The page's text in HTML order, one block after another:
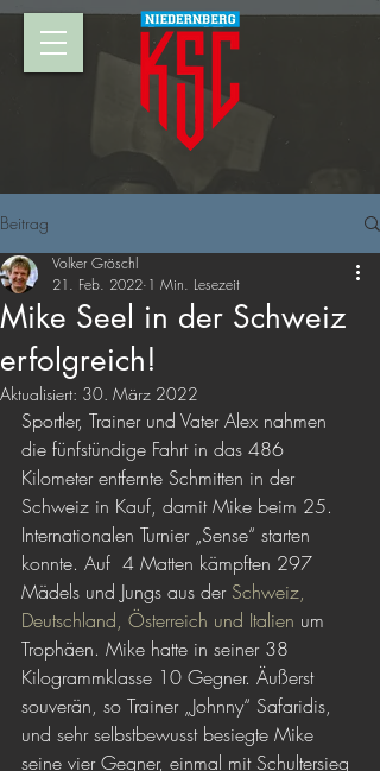
Beitrag
Mike Seel in der Schweiz
erfolgreich!
Volker Gröschl
21. Feb. 2022 1 Min. Lesezeit
Aktualisiert: 30. März 2022
Sportler, Trainer und Vater Alex nahmen
die fünfstündige Fahrt in das 486
Kilometer entfernte Schmitten in der
Schweiz in Kauf, damit Mike beim 25.
Internationalen Turnier „Sense“ starten
konnte. Auf  4 Matten kämpften 297
Mädels und Jungs aus der Schweiz,
Deutschland, Österreich und Italien um
Trophäen. Mike hatte in seiner 38
Kilogrammklasse 10 Gegner. Äußerst
souverän, so Trainer „Johnny“ Safaridis,
und sehr selbstbewusst besiegte Mike
seine vier Gegner, einmal mit Schultersieg